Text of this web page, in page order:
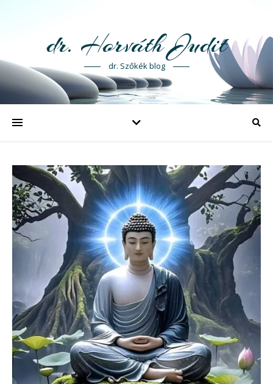
dr. Horváth Judit
dr. Szőkék blog